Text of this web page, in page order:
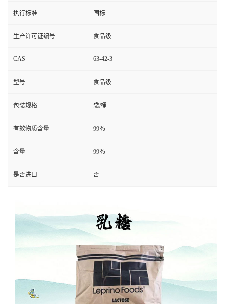
执行标准 国标
生产许可证编号 食品级
CAS 63-42-3
型号 食品级
包装规格 袋/桶
有效物质含量 99％
含量 99％
是否进口 否